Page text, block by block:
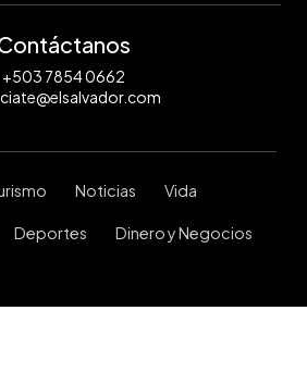
+503 7854 0662
Noticias Vida
Deportes Dinero y Negocios